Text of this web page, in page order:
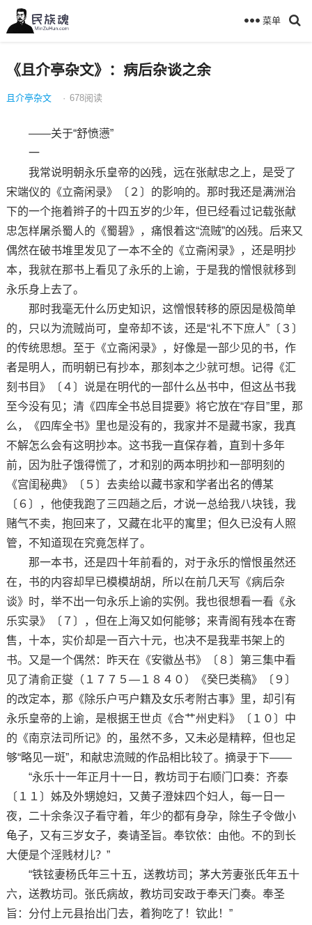
菜单
《且介亭杂文》：病后杂谈之余
且介亭杂文 · 678阅读
——关于“舒愤懑”
一
我常说明朝永乐皇帝的凶残，远在张献忠之上，是受了
宋端仪的《立斋闲录》〔２〕的影响的。那时我还是满洲治
下的一个拖着辫子的十四五岁的少年，但已经看过记载张献
忠怎样屠杀蜀人的《蜀碧》，痛恨着这“流贼”的凶残。后来又
偶然在破书堆里发见了一本不全的《立斋闲录》，还是明抄
本，我就在那书上看见了永乐的上谕，于是我的憎恨就移到
永乐身上去了。
那时我毫无什么历史知识，这憎恨转移的原因是极简单
的，只以为流贼尚可，皇帝却不该，还是“礼不下庶人”〔３〕
的传统思想。至于《立斋闲录》，好像是一部少见的书，作
者是明人，而明朝已有抄本，那刻本之少就可想。记得《汇
刻书目》〔４〕说是在明代的一部什么丛书中，但这丛书我
至今没有见；清《四库全书总目提要》将它放在“存目”里，那
么，《四库全书》里也是没有的，我家并不是藏书家，我真
不解怎么会有这明抄本。这书我一直保存着，直到十多年
前，因为肚子饿得慌了，才和别的两本明抄和一部明刻的
《宫闺秘典》〔５〕去卖给以藏书家和学者出名的傅某
〔６〕，他使我跑了三四趟之后，才说一总给我八块钱，我
赌气不卖，抱回来了，又藏在北平的寓里；但久已没有人照
管，不知道现在究竟怎样了。
那一本书，还是四十年前看的，对于永乐的憎恨虽然还
在，书的内容却早已模模胡胡，所以在前几天写《病后杂
谈》时，举不出一句永乐上谕的实例。我也很想看一看《永
乐实录》〔７〕，但在上海又如何能够；来青阁有残本在寄
售，十本，实价却是一百六十元，也决不是我辈书架上的
书。又是一个偶然：昨天在《安徽丛书》〔８〕第三集中看
见了清俞正燮（１７７５—１８４０）《癸巳类稿》〔９〕
的改定本，那《除乐户丐户籍及女乐考附古事》里，却引有
永乐皇帝的上谕，是根据王世贞《合艹州史料》〔１０〕中
的《南京法司所记》的，虽然不多，又未必是精粹，但也足
够“略见一斑”，和献忠流贼的作品相比较了。摘录于下——
“永乐十一年正月十一日，教坊司于右顺门口奏：齐泰
〔１１〕姊及外甥媳妇，又黄子澄妹四个妇人，每一日一
夜，二十余条汉子看守着，年少的都有身孕，除生子令做小
龟子，又有三岁女子，奏请圣旨。奉钦依：由他。不的到长
大便是个淫贱材儿？”
“铁铉妻杨氏年三十五，送教坊司；茅大芳妻张氏年五十
六，送教坊司。张氏病故，教坊司安政于奉天门奏。奉圣
旨：分付上元县抬出门去，着狗吃了！钦此！”